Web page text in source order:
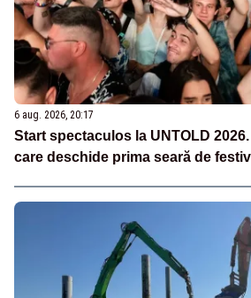
6 aug. 2026, 20:17
Start spectaculos la UNTOLD
care deschide prima seară de